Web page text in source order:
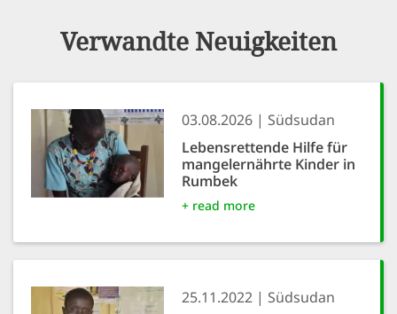
Verwandte Neuigkeiten
03.08.2026
Südsudan
Lebensrettende Hilfe für
mangelernährte Kinder in
Rumbek
+ read more
25.11.2022
Südsudan